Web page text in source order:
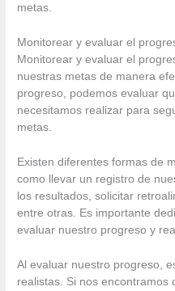
metas.
Monitorear y evaluar el
Monitorear y evaluar el
nuestras metas de manera
progreso, podemos evaluar
necesitamos realizar para
metas.
Existen diferentes formas de
como llevar un registro de
los resultados, solicitar
entre otras. Es importante
evaluar nuestro progreso y
Al evaluar nuestro progreso,
realistas. Si nos encontramos